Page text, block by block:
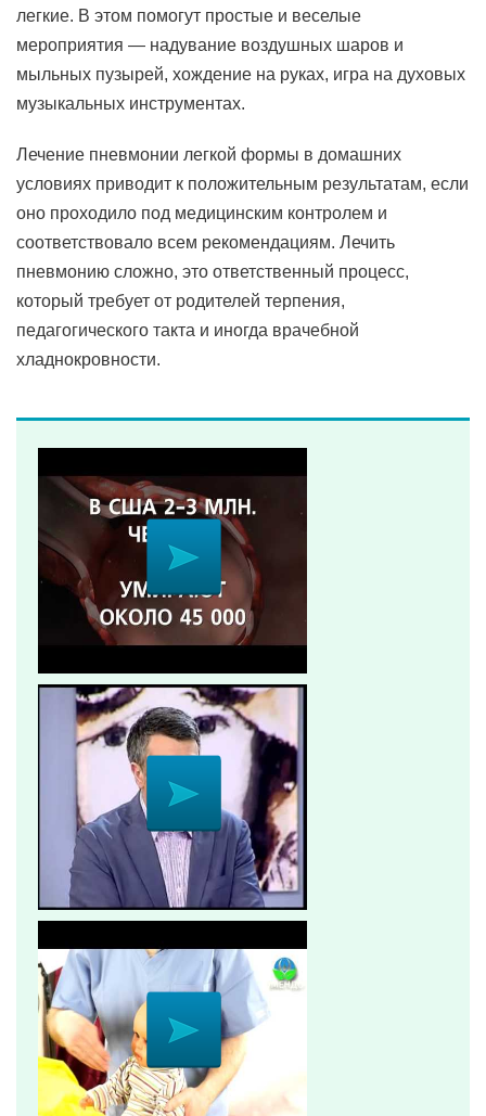
легкие. В этом помогут простые и веселые
мероприятия — надувание воздушных шаров и
мыльных пузырей, хождение на руках, игра на духовых
музыкальных инструментах.
Лечение пневмонии легкой формы в домашних
условиях приводит к положительным результатам, если
оно проходило под медицинским контролем и
соответствовало всем рекомендациям. Лечить
пневмонию сложно, это ответственный процесс,
который требует от родителей терпения,
педагогического такта и иногда врачебной
хладнокровности.